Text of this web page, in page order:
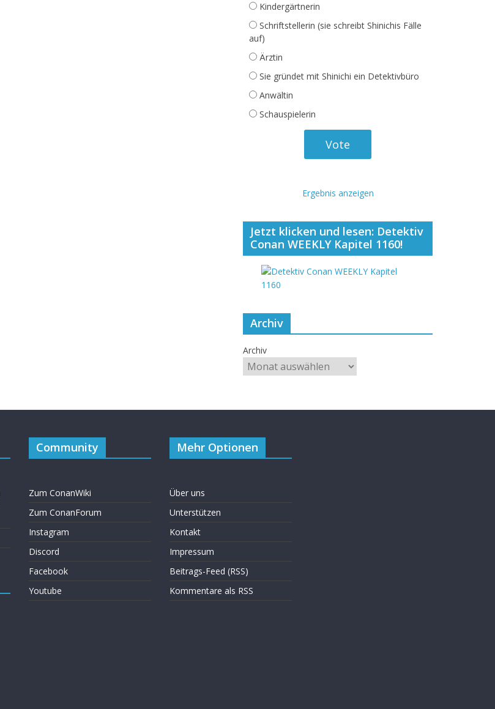
Kindergärtnerin
Schriftstellerin (sie schreibt Shinichis Fälle
auf)
Ärztin
Sie gründet mit Shinichi ein Detektivbüro
Anwältin
Schauspielerin
Ergebnis anzeigen
Jetzt klicken und lesen: Detektiv
Conan WEEKLY Kapitel 1160!
Archiv
Archiv
Community
Zum ConanWiki
Zum ConanForum
Instagram
Discord
Facebook
Youtube
Mehr Optionen
Über uns
Unterstützen
Kontakt
Impressum
Beitrags-Feed (RSS)
Kommentare als RSS